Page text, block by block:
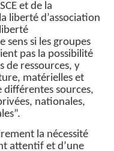
et de la
liberté d’association
sens si les groupes
pas la possibilité
de ressources, y
matérielles et
sources,
nationales,
la nécessité
attentif et d’une